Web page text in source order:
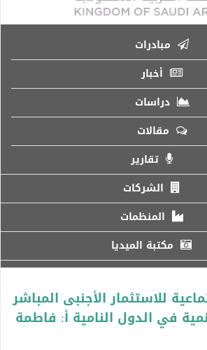
مبادرات
أخبار
دراسات
مقالات
تقارير
الشركات
المنظمات
مكتبة الميديا
للاستثمار الأجنبى المباشر
في الدول النامية أ: فاطمة